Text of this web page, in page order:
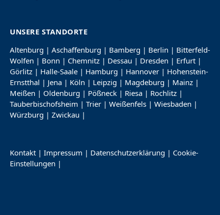
UNSERE STANDORTE
Altenburg | Aschaffenburg | Bamberg | Berlin | Bitterfeld-
Wolfen | Bonn | Chemnitz | Dessau | Dresden | Erfurt |
Görlitz | Halle-Saale | Hamburg | Hannover | Hohenstein-
Ernstthal | Jena | Köln | Leipzig | Magdeburg | Mainz |
Meißen | Oldenburg | Pößneck | Riesa | Rochlitz |
Tauberbischofsheim | Trier | Weißenfels | Wiesbaden |
Würzburg | Zwickau |
Kontakt | Impressum | Datenschutzerklärung | Cookie-
Einstellungen |